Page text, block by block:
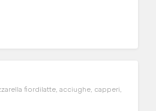
fiordilatte, acciughe, capperi,